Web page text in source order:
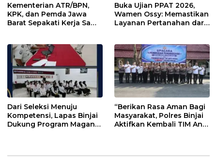
Kementerian ATR/BPN,
KPK, dan Pemda Jawa
Barat Sepakati Kerja Sama
Ekonomi Daerah
Buka Ujian PPAT 2026,
Wamen Ossy: Memastikan
Layanan Pertanahan dari
Berintegritas
Dari Seleksi Menuju
Kompetensi, Lapas Binjai
Dukung Program Magang
“Berikan Rasa Aman Bagi
Masyarakat, Polres Binjai
Aktifkan Kembali TIM Anti